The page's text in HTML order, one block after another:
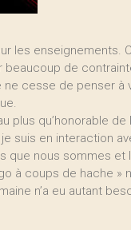
les enseignements.
beaucoup de
ne cesse de penser à
plus qu’honorable de
suis en interaction
que nous sommes et
à coups de hache »
n’a eu autant